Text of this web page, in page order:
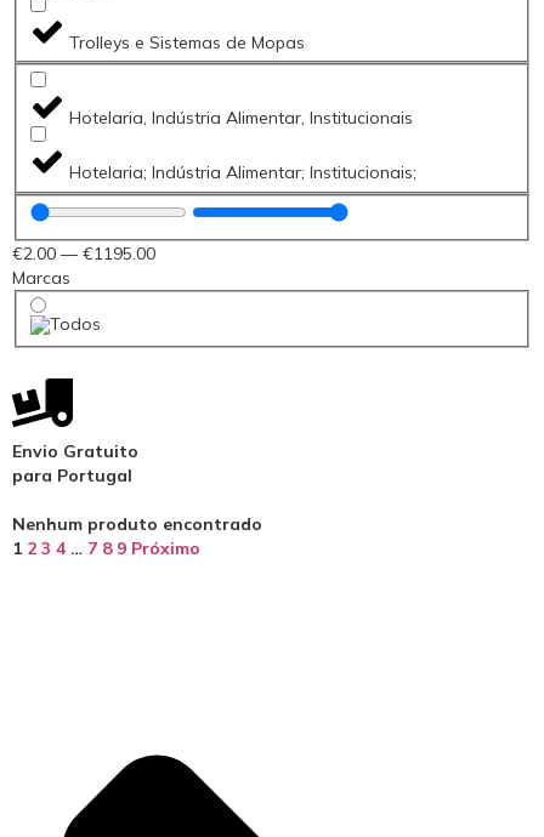
Trolleys e Sistemas de Mopas
Hotelaria, Indústria Alimentar, Institucionais
Hotelaria; Indústria Alimentar; Institucionais;
€2 .00 —€1195 .00
Marcas
Envio Gratuito
para Portugal
Nenhum produto encontrado
1 2 3 4 … 7 8 9 Próximo